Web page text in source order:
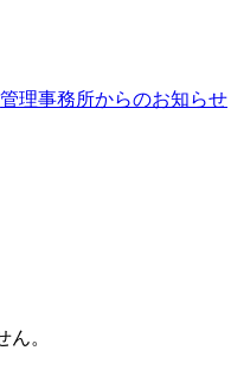
管理事務所からのお知らせ
。